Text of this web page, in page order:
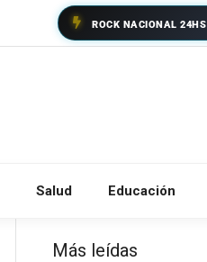
ROCK NACIONAL 24HS
Salud Educación
Más leídas